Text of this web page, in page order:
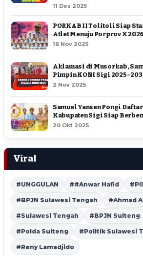
11 Des 2025
PORKAB II Tolitoli Siap
Atlet Menuju Porprov X
16 Nov 2025
Aklamasi di Musorkab,
Pimpin KONI Sigi
2 Nov 2025
Samuel Yansen Pongi
Kabupaten Sigi Siap
20 Okt 2025
Viral
#UNGGULAN ##Anwar Hafid
#BPJN Sulawesi Tengah #Ahmad
#Sulawesi Tengah #BPJN Sulteng
#Polda Sulteng #Politik Sulawesi
#Reny Lamadjido